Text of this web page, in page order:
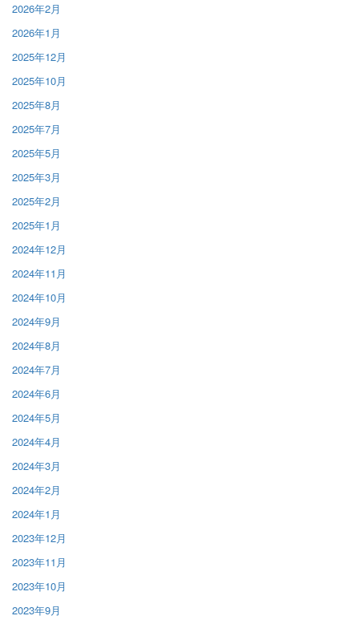
2026年2月
2026年1月
2025年12月
2025年10月
2025年8月
2025年7月
2025年5月
2025年3月
2025年2月
2025年1月
2024年12月
2024年11月
2024年10月
2024年9月
2024年8月
2024年7月
2024年6月
2024年5月
2024年4月
2024年3月
2024年2月
2024年1月
2023年12月
2023年11月
2023年10月
2023年9月